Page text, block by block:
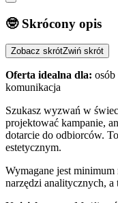
🤓 Skrócony opis
Zobacz skrótZwiń skrót
Oferta idealna dla:
komunikacja
Szukasz wyzwań w
projektować kampanie,
dotarcie do odbiorców.
estetycznym.
Wymagane jest
narzędzi analitycznych, a